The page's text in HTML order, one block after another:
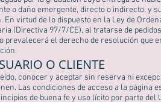
o daño emergente, directo o indirecto, y
En virtud de lo dispuesto en la Ley de
(Directiva 97/7/CE), al tratarse de
prevalecerá el derecho de resolución que
O CLIENTE
conocer y aceptar sin reserva ni
Las condiciones de acceso a la página
de buena fe y uso lícito por parte